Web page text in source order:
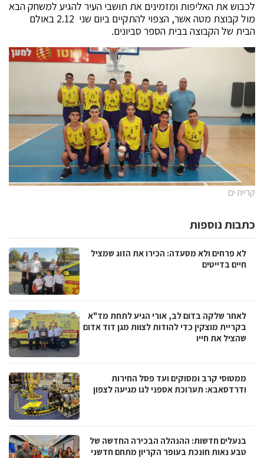
לכבוש את האליפות ומזמינים את תושבי העיר להגיע למשחק הבא
מול קבוצת מטה אשר, הצפוי להתקיים ביום שני 2.12 באולם
הבית של הקבוצה בבית הספר סביונים.
קריית ים
כתבות נוספות
לא פרחים ולא מסעדה: הכירו את הזוג שמציל
חיים בדייטים
לאחר שלקה בדום לב, אורי הגיע לתחת מד"א
בקריית מוצקין כדי להודות לצוות מגן דוד אדום
שהציל את חייו
ממטוסי קרב ומסוקים ועד פסל החירות
ודרדסאבא: תערוכת אספני לגו מגיעה לצפון
בנעלים חדשות: ההנהלה הבכירה החדשה של
טבע נאות חונכת בעופר הקריון מתחם חדשני